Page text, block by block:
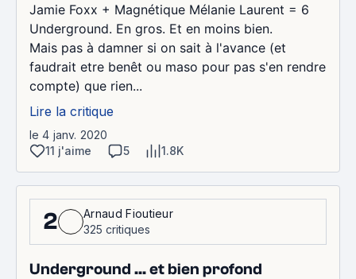
Jamie Foxx + Magnétique Mélanie Laurent = 6
Underground. En gros. Et en moins bien.
Mais pas à damner si on sait à l'avance (et
faudrait etre benêt ou maso pour pas s'en rendre
compte) que rien...
Lire la critique
le 4 janv. 2020
11 j'aime
5 1.8K
2
Arnaud Fioutieur
325 critiques
Underground ... et bien profond